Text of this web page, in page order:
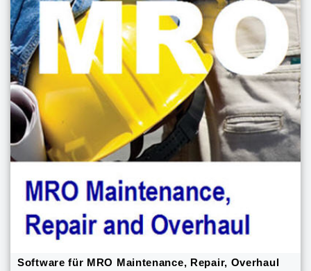
Software für MRO Maintenance, Repair, Overhaul